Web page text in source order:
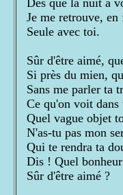
Je me retrouve, en
Seule avec toi.
Sûr d'être aimé,
Si près du mien,
Sans me parler ta
Ce qu'on voit dans
Quel vague objet
N'as-tu pas mon
Qui te rendra ta
Dis ! Quel
Sûr d'être aimé ?